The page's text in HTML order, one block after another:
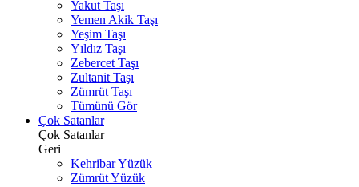
Yakut Taşı
Yemen Akik Taşı
Yeşim Taşı
Yıldız Taşı
Zebercet Taşı
Zultanit Taşı
Zümrüt Taşı
Tümünü Gör
Çok Satanlar
Çok Satanlar
Geri
Kehribar Yüzük
Zümrüt Yüzük